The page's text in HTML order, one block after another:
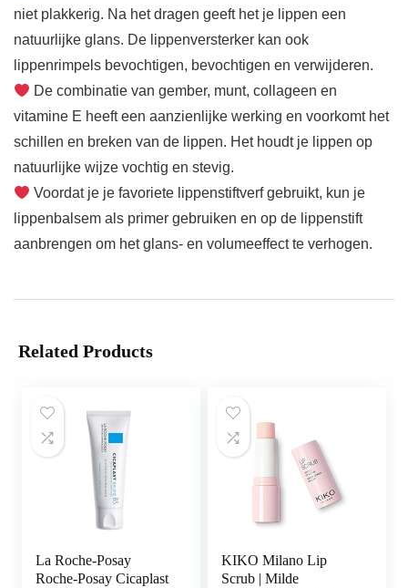
niet plakkerig. Na het dragen geeft het je lippen een
natuurlijke glans. De lippenversterker kan ook
lippenrimpels bevochtigen, bevochtigen en verwijderen.
De combinatie van gember, munt, collageen en
vitamine E heeft een aanzienlijke werking en voorkomt het
schillen en breken van de lippen. Het houdt je lippen op
natuurlijke wijze vochtig en stevig.
Voordat je je favoriete lippenstiftverf gebruikt, kun je
lippenbalsem als primer gebruiken en op de lippenstift
aanbrengen om het glans- en volumeeffect te verhogen.
Related Products
La Roche-Posay
Roche-Posay Cicaplast
KIKO Milano Lip
Scrub | Milde